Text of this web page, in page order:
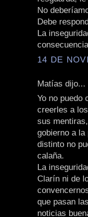
No
Debe
La
14 DE
Matías dijo...
Yo no puedo
creerles a
sus
gobierno a
distinto no
calaña.
La
Clarín ni de
que pasan
noticias